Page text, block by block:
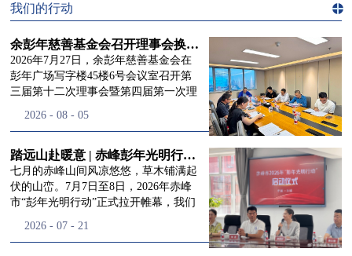
我们的行动
余彭年慈善基金会召开理事会换届会议
2026年7月27日，余彭年慈善基金会在
彭年广场写字楼45楼6号会议室召开第
三届第十二次理事会暨第四届第一次理
徐滨先生；副理事长兼秘书长彭志兵先
生、李玲辉先生、郭启兴先生及梅鑫先
生，现场列席人员:监事孙海跃先生，联
合党支部书记曾层同志。本次会议由理
事长徐滨主持，会议出席人数超过理事
换届会议严格按照基金会章程规定流程
2026 - 08 - 05
踏远山赴暖意 | 赤峰彭年光明行动启程，入户回访接住乡亲眼底的光亮
七月的赤峰山间风凉悠悠，草木铺满起
伏的山峦。7月7日至8日，2026年赤峰
市“彭年光明行动”正式拉开帷幕，我们
土地，赴一场延续了二十一年的光明之
2026 - 07 - 21
们的行
动
道>>